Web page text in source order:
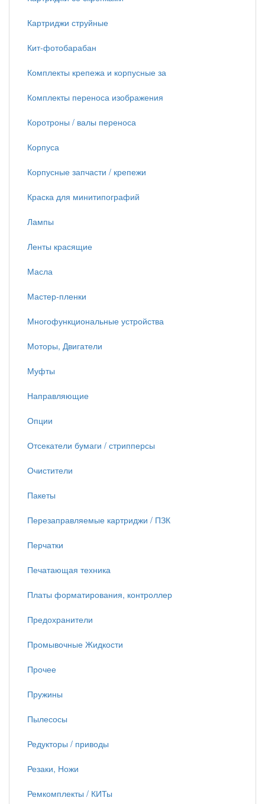
Картриджи струйные
Кит-фотобарабан
Комплекты крепежа и корпусные за
Комплекты переноса изображения
Коротроны / валы переноса
Корпуса
Корпусные запчасти / крепежи
Краска для минитипографий
Лампы
Ленты красящие
Масла
Мастер-пленки
Многофункциональные устройства
Моторы, Двигатели
Муфты
Направляющие
Опции
Отсекатели бумаги / стрипперсы
Очистители
Пакеты
Перезаправляемые картриджи / ПЗК
Перчатки
Печатающая техника
Платы форматирования, контроллер
Предохранители
Промывочные Жидкости
Прочее
Пружины
Пылесосы
Редукторы / приводы
Резаки, Ножи
Ремкомплекты / КИТы